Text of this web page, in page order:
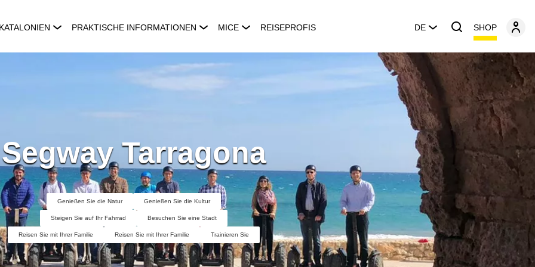
PRAKTISCHE INFORMATIONEN MICE REISEPROFIS DE SHOP
Segway Tarragona
Genießen Sie die Natur Genießen Sie die Kultur
Steigen Sie auf Ihr Fahrrad Besuchen Sie eine Stadt
Reisen Sie mit Ihrer Familie Reisen Sie mit Ihrer Familie Trainieren Sie